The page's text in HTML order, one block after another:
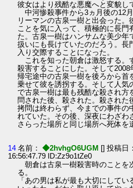
彼女はより残酷な悪魔へと変貌し
中河惨殺事件から3ヵ月後の12
リーマンの古泉一樹と出会った。
ことを気に入って、積極的に長門
た。古泉一樹はハンサムな美少年
扱いにも長けていたのだろう。長
入り交際することになった。
これを知った朝倉は激怒する。
殺害することにした。そして2008
帰宅途中の古泉一樹を後ろから首
乗せて彼を誘拐する。そして人気
で古泉一樹は最も残酷な殺され方
問された後、殺された。殺された
拷問は終わらず、今までの事件の
れていた。その後、深夜にわざわ
さらった場所と同じ場所へ死体を
14 名前： ◆2hvhgO6UGM [] 投稿日
16:56:47.79 ID:Zz9o1tZe0
朝倉は古泉一樹殺害時のことを
る。
「あの男は私が最も大切にして